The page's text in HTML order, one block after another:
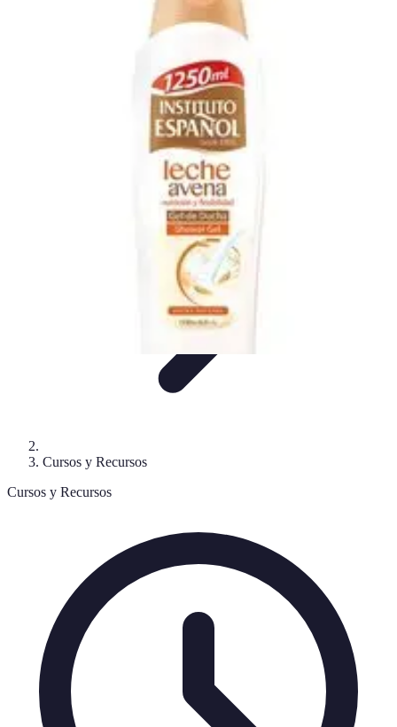
Consejos de Aprendizaje
Formación en Español
Cursos y Recursos
Cursos y Recursos